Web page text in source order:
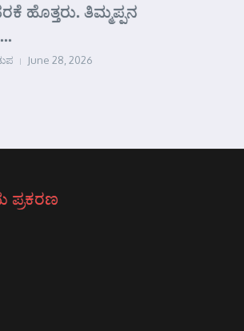
ಹೊತ್ತರು. ತಿಮ್ಮಪ್ಪನ
June 28, 2026
ಪ್ರಕರಣ